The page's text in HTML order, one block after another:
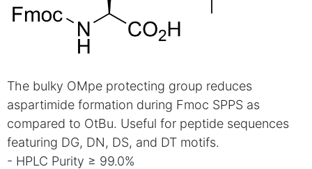
The bulky OMpe protecting group reduces
aspartimide formation during Fmoc SPPS as
compared to OtBu. Useful for peptide sequences
featuring DG, DN, DS, and DT motifs.
- HPLC Purity ≥ 99.0%